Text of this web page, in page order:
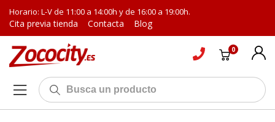
Horario: L-V de 11:00 a 14:00h y de 16:00 a 19:00h.
Cita previa tienda Contacta Blog
0